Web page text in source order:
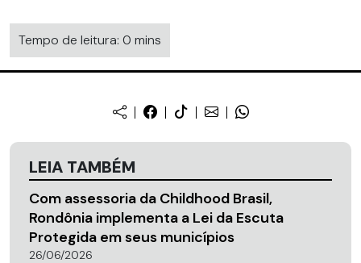
Tempo de leitura: 0 mins
LEIA TAMBÉM
Com assessoria da Childhood Brasil,
Rondônia implementa a Lei da Escuta
Protegida em seus municípios
26/06/2026